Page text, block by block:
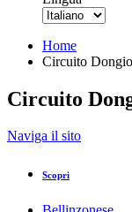
Home
Circuito
Circuito
Indietro
TopPercorso
Naviga il sito
Scopri